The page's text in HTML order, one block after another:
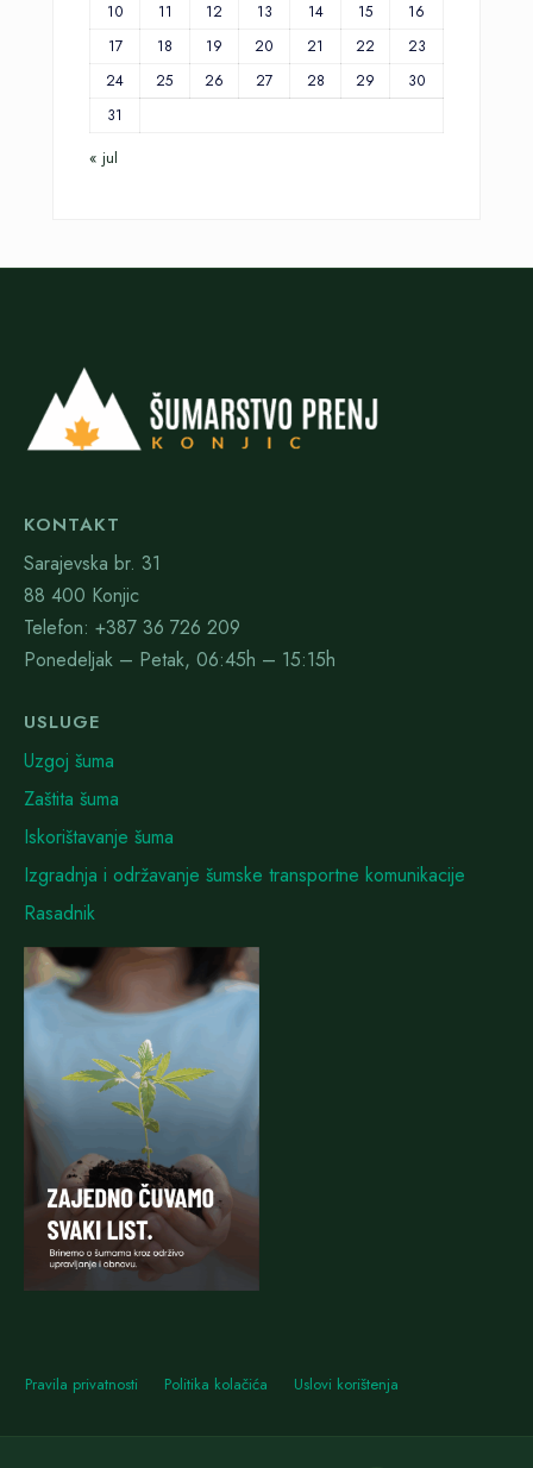
10
11 12 13 14 15
16
17
18 19 20 21 22
23
24
25 26 27 28 29
30
31
« jul
KONTAKT
Sarajevska br. 31
88 400 Konjic
Telefon: +387 36 726 209
Ponedeljak – Petak, 06:45h – 15:15h
USLUGE
Uzgoj šuma
Zaštita šuma
Iskorištavanje šuma
Izgradnja i održavanje šumske transportne komunikacije
Rasadnik
Pravila privatnosti Politika kolačića Uslovi korištenja